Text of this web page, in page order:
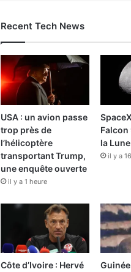
Recent Tech News
USA : un avion passe
trop près de
l’hélicoptère
transportant Trump,
une enquête ouverte
il y a 1 heure
Falcon
la Lune
il y a
Côte d’Ivoire : Hervé